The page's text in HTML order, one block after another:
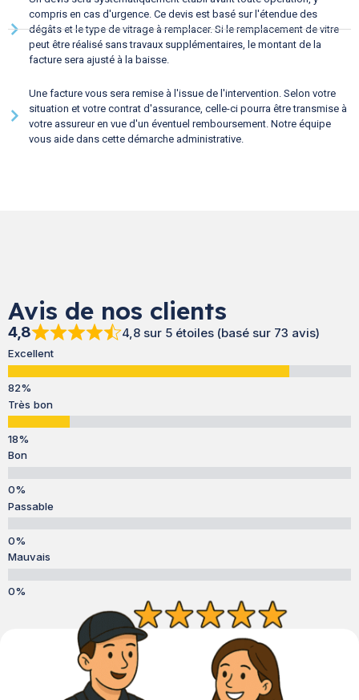
compris en cas d'urgence. Ce devis est basé sur l'étendue des
dégâts et le type de vitrage à remplacer. Si le remplacement de vitre
peut être réalisé sans travaux supplémentaires, le montant de la
facture sera ajusté à la baisse.
Une facture vous sera remise à l'issue de l'intervention. Selon votre
situation et votre contrat d'assurance, celle-ci pourra être transmise à
votre assureur en vue d'un éventuel remboursement. Notre équipe
vous aide dans cette démarche administrative.
Avis de nos clients
4,8 4,8 sur 5 étoiles (basé sur 73 avis)
Excellent
Très bon
Bon
Passable
Mauvais